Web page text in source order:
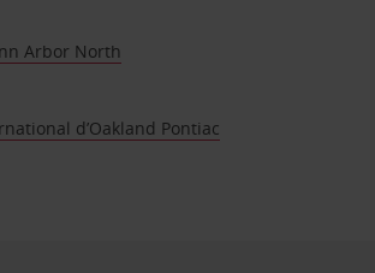
Arbor North
d’Oakland Pontiac